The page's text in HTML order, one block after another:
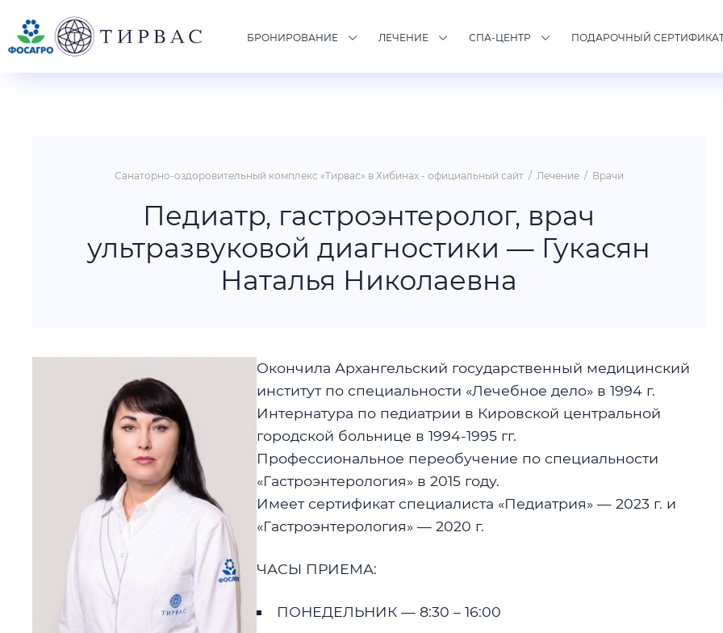
БРОНИРОВАНИЕ ЛЕЧЕНИЕ СПА-ЦЕНТР ПОДАРОЧНЫЙ
Санаторно-оздоровительный комплекс «Тирвас» в Хибинах - официальный сайт/ Лечение/ Врачи
Педиатр, гастроэнтеролог, врач
ультразвуковой диагностики — Гукасян
Наталья Николаевна
Окончила Архангельский государственный медицинский
институт по специальности «Лечебное дело» в 1994 г.
Интернатура по педиатрии в Кировской центральной
городской больнице в 1994-1995 гг.
Профессиональное переобучение по специальности
«Гастроэнтерология» в 2015 году.
Имеет сертификат специалиста «Педиатрия» — 2023 г. и
«Гастроэнтерология» — 2020 г.
ЧАСЫ ПРИЕМА:
ПОНЕДЕЛЬНИК — 8:30 – 16:00